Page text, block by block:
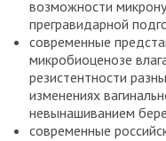
возможности
прегравидарной
современные
микробиоценозе
резистентности
изменениях
невынашиванием
современные